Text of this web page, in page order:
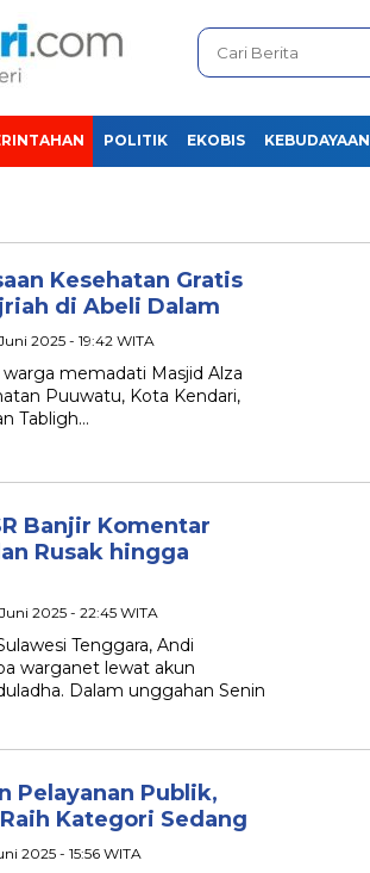
POLITIK EKOBIS KEBUDAYAAN
Kesehatan Gratis
di Abeli Dalam
2025 - 19:42 WITA
memadati Masjid Alza
Puuwatu, Kota Kendari,
Tabligh…
Banjir Komentar
Rusak hingga
Juni 2025 - 22:45 WITA
Tenggara, Andi
warganet lewat akun
Dalam unggahan Senin
Pelayanan Publik,
Kategori Sedang
2025 - 15:56 WITA